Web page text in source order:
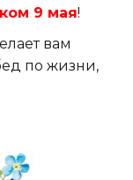
9 мая!
вам
по жизни,